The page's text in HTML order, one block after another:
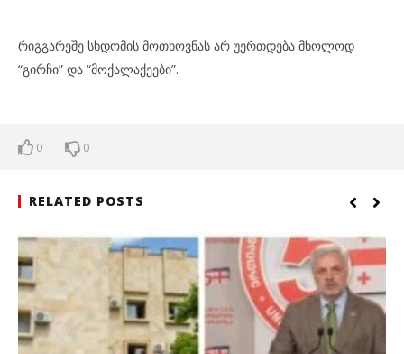
რიგგარეშე სხდომის მოთხოვნას არ უერთდება მხოლოდ
“გირჩი” და “მოქალაქეები”.
0 0
RELATED POSTS